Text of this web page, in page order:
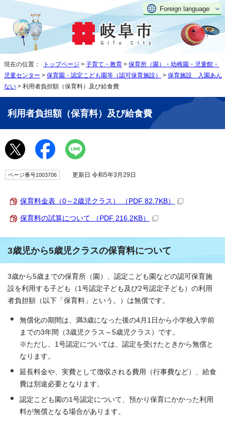
Foreign language
現在の位置： トップページ > 子育て・教育 > 保育所（園）・幼稚園・児童館・
児童センター > 保育園・認定こども園等（認可保育施設） > 保育施設 入園あん
ない > 利用者負担額（保育料）及び給食費
利用者負担額（保育料）及び給食費
ページ番号1003706 更新日 令和5年3月29日
保育料金表（0～2歳児クラス） （PDF 82.7KB）
保育料の試算について （PDF 216.2KB）
3歳児から5歳児クラスの保育料について
3歳から5歳までの保育所（園）、認定こども園などの認可保育施
設を利用する子ども（1号認定子ども及び2号認定子ども）の利用
者負担額（以下「保育料」という。）は無償です。
無償化の期間は、満3歳になった後の4月1日から小学校入学前
までの3年間（3歳児クラス～5歳児クラス）です。
※ただし、1号認定については、認定を受けたときから無償と
なります。
延長料金や、実費として徴収される費用（行事費など）、給食
費は別途必要となります。
認定こども園の1号認定について、預かり保育にかかった利用
料が無償となる場合があります。